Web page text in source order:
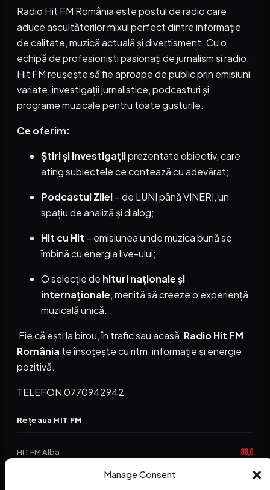
Manage Consent
Radio Hit FM România este postul de radio care
aduce ascultătorilor mixul perfect dintre informație
de calitate, muzică actuală și divertisment. Cu o
echipă de profesioniști pasionați de jurnalism și radio,
Hit FM reușește să fie aproape de public prin emisiuni
variate, investigații jurnalistice, podcasturi și
programe muzicale pentru toate gusturile.
Ce oferim:
Știri și investigațiiprezentate obiectiv, care
ating subiectele ce contează cu adevărat;
Podcastul Zilei– de LUNI până VINERI, un
spațiu de analiză și dialog;
Hit cu Hit – emisiunea unde muzica bună se
îmbină cu energia live-ului;
O selecție de hituri naționale și
internaționale, menită să creeze o experiență
muzicală unică.
Fie că ești la birou, în trafic sau acasă, Radio Hit FM
România te însoțește cu ritm, informație și energie
pozitivă.
TELEFON 0770942942
Rețeaua HIT FM
HIT FM Alba 88,6
94,2